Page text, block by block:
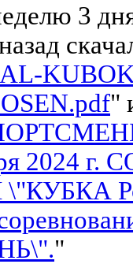
3
"
2024 г.
"